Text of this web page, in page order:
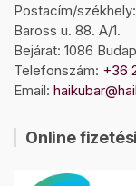
Postacím/
Baross u. 88. A/1.
Bejárat: 1086
Telefonszám: +36
Email:
Online